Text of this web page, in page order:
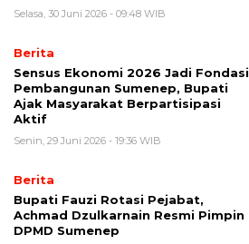
Selasa, 30 Juni 2026 - 09:48 WIB
Berita
Sensus Ekonomi 2026 Jadi Fondasi
Pembangunan Sumenep, Bupati
Ajak Masyarakat Berpartisipasi
Aktif
Senin, 29 Juni 2026 - 19:36 WIB
Berita
Bupati Fauzi Rotasi Pejabat,
Achmad Dzulkarnain Resmi Pimpin
DPMD Sumenep